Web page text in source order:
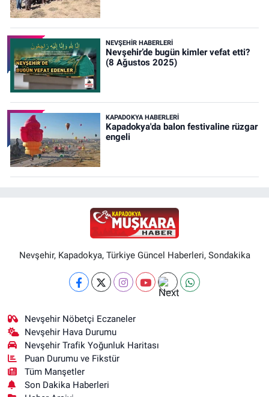
NEVŞEHIR HABERLERI
Nevşehir’de bugün kimler vefat etti?
(8 Ağustos 2025)
KAPADOKYA HABERLERI
Kapadokya'da balon festivaline rüzgar
engeli
Nevşehir, Kapadokya, Türkiye Güncel Haberleri, Sondakika
Nevşehir Nöbetçi Eczaneler
Nevşehir Hava Durumu
Nevşehir Trafik Yoğunluk Haritası
Puan Durumu ve Fikstür
Tüm Manşetler
Son Dakika Haberleri